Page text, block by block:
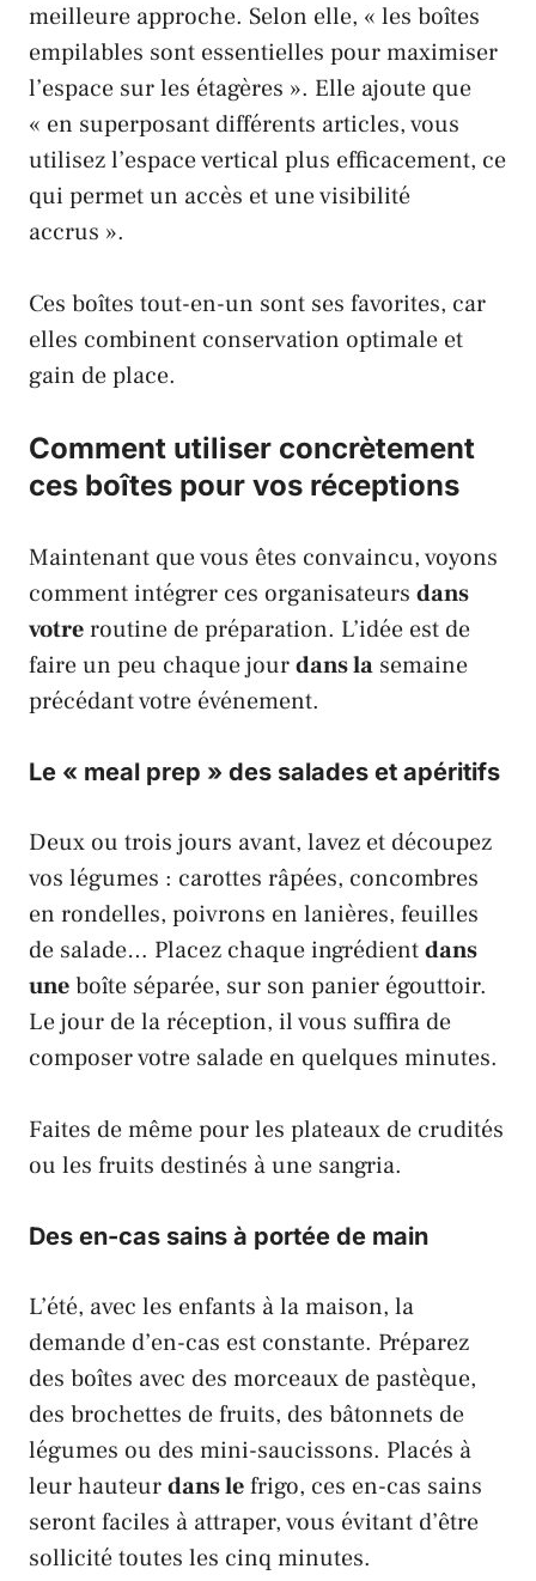
meilleure approche. Selon elle, « les boîtes
empilables sont essentielles pour maximiser
l’espace sur les étagères ». Elle ajoute que
« en superposant différents articles, vous
utilisez l’espace vertical plus efficacement, ce
qui permet un accès et une visibilité
accrus ».
Ces boîtes tout-en-un sont ses favorites, car
elles combinent conservation optimale et
gain de place.
Comment utiliser concrètement
ces boîtes pour vos réceptions
Maintenant que vous êtes convaincu, voyons
comment intégrer ces organisateurs dans
votreroutine de préparation. L’idée est de
faire un peu chaque jourdans la semaine
précédant votre événement.
Le « meal prep » des salades et apéritifs
Deux ou trois jours avant, lavez et découpez
vos légumes : carottes râpées, concombres
en rondelles, poivrons en lanières, feuilles
de salade… Placez chaque ingrédientdans
uneboîte séparée, sur son panier égouttoir.
Le jour de la réception, il vous suffira de
composer votre salade en quelques minutes.
Faites de même pour les plateaux de crudités
ou les fruits destinés à une sangria.
Des en-cas sains à portée de main
L’été, avec les enfants à la maison, la
demande d’en-cas est constante. Préparez
des boîtes avec des morceaux de pastèque,
des brochettes de fruits, des bâtonnets de
légumes ou des mini-saucissons. Placés à
leur hauteurdans lefrigo, ces en-cas sains
seront faciles à attraper, vous évitant d’être
sollicité toutes les cinq minutes.